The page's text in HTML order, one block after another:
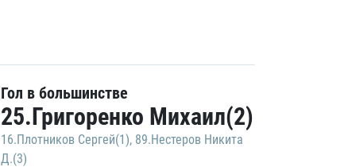
Гол в большинстве
25.Григоренко Михаил(2)
16.Плотников Сергей(1), 89.Нестеров Никита
Д.(3)